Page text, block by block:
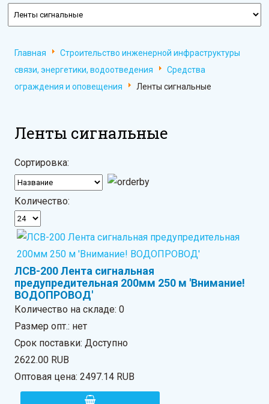
Главная
Строительство инженерной инфраструктуры
связи, энергетики, водоотведения
Средства
ограждения и оповещения
Ленты сигнальные
Ленты сигнальные
Сортировка:
Количество:
ЛСВ-200 Лента сигнальная
предупредительная 200мм 250 м 'Внимание!
ВОДОПРОВОД'
Количество на складе:0
Размер опт.: нет
Срок поставки: Доступно
2622.00 RUB
Оптовая цена:2497.14 RUB